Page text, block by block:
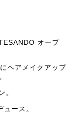
オープ
ヘアメイクアップ
。
ース。